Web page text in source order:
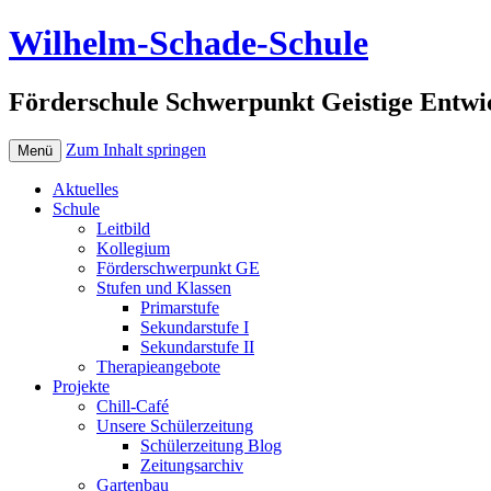
Wilhelm-Schade-Schule
Förderschule Schwerpunkt Geistige
Menü Zum Inhalt springen
Aktuelles
Schule
Leitbild
Kollegium
Förderschwerpunkt GE
Stufen und Klassen
Primarstufe
Sekundarstufe I
Sekundarstufe II
Therapieangebote
Projekte
Chill-Café
Unsere Schülerzeitung
Schülerzeitung Blog
Zeitungsarchiv
Gartenbau